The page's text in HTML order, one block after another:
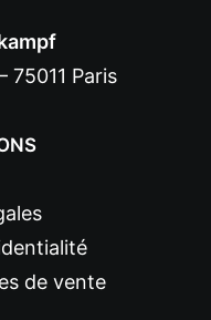
75011 Paris
de vente